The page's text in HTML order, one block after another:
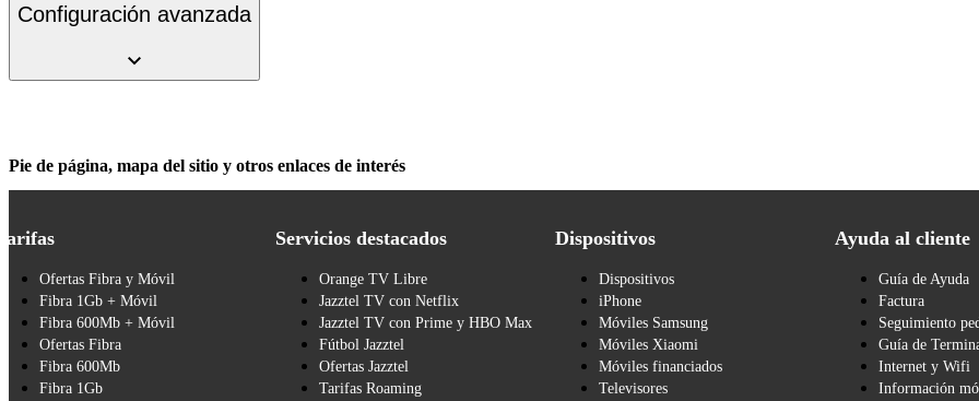
Configuración avanzada
Pie de página, mapa del sitio y otros enlaces de interés
Ofertas Fibra y Móvil
Fibra 1Gb + Móvil
Fibra 600Mb + Móvil
Ofertas Fibra
Fibra 600Mb
Fibra 1Gb
Servicios destacados
Orange TV Libre
Jazztel TV con Netflix
Jazztel TV con Prime y HBO Max
Fútbol Jazztel
Ofertas Jazztel
Tarifas Roaming
Dispositivos
Dispositivos
iPhone
Móviles Samsung
Móviles Xiaomi
Móviles financiados
Televisores
Ayuda al cliente
Guía de Ayuda
Factura
Seguimiento
Guía de
Internet y Wifi
Información